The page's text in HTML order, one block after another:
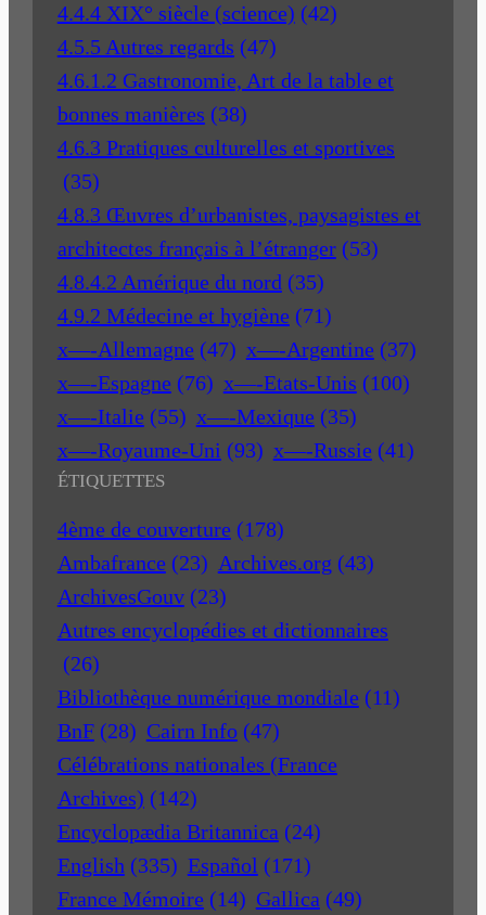
4.4.4 XIX° siècle (science) (42)
4.5.5 Autres regards (47)
4.6.1.2 Gastronomie, Art de la table et
bonnes manières (38)
4.6.3 Pratiques culturelles et sportives
(35)
4.8.3 Œuvres d’urbanistes, paysagistes et
architectes français à l’étranger (53)
4.8.4.2 Amérique du nord (35)
4.9.2 Médecine et hygiène (71)
x—-Allemagne (47) x—-Argentine (37)
x—-Espagne (76) x—-Etats-Unis (100)
x—-Italie (55) x—-Mexique (35)
x—-Royaume-Uni (93) x—-Russie (41)
ÉTIQUETTES
4ème de couverture (178)
Ambafrance (23) Archives.org (43)
ArchivesGouv (23)
Autres encyclopédies et dictionnaires
(26)
Bibliothèque numérique mondiale (11)
BnF (28) Cairn Info (47)
Célébrations nationales (France
Archives) (142)
Encyclopædia Britannica (24)
English (335) Español (171)
France Mémoire (14) Gallica (49)